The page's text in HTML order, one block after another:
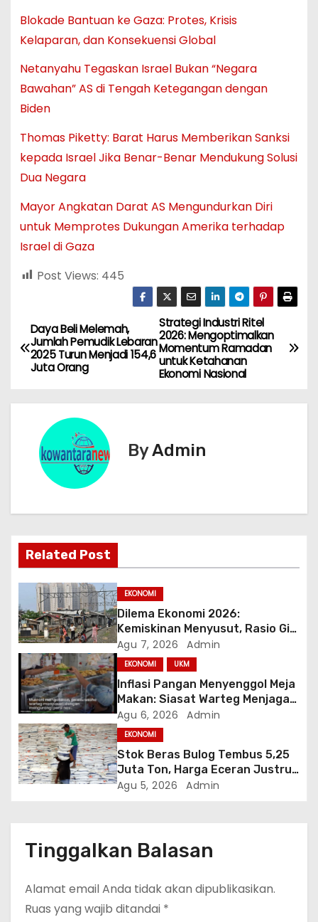
Blokade Bantuan ke Gaza: Protes, Krisis
Kelaparan, dan Konsekuensi Global
Netanyahu Tegaskan Israel Bukan “Negara
Bawahan” AS di Tengah Ketegangan dengan
Biden
Thomas Piketty: Barat Harus Memberikan Sanksi
kepada Israel Jika Benar-Benar Mendukung Solusi
Dua Negara
Mayor Angkatan Darat AS Mengundurkan Diri
untuk Memprotes Dukungan Amerika terhadap
Israel di Gaza
Post Views: 445
N
a
s
i
p
o
s
Strategi Industri Ritel
2026: Mengoptimalkan
Momentum Ramadan
untuk Ketahanan
Ekonomi Nasional
Daya Beli Melemah,
Jumlah Pemudik Lebaran
2025 Turun Menjadi 154,6
Juta Orang
ByAdmin
Related Post
EKONOMI
Dilema Ekonomi 2026:
Kemiskinan Menyusut, Rasio Gini
Mendorong Kesenjangan
Agu 7, 2026 Admin
EKONOMI UKM
Inflasi Pangan Menyenggol Meja
Makan: Siasat Warteg Menjaga
Harga Tetap Terjangkau
Agu 6, 2026 Admin
EKONOMI
Stok Beras Bulog Tembus 5,25
Juta Ton, Harga Eceran Justru
Naik 7 Bulan Berturut-Turut
Agu 5, 2026 Admin
Tinggalkan Balasan
Alamat email Anda tidak akan dipublikasikan.
Ruas yang wajib ditandai *